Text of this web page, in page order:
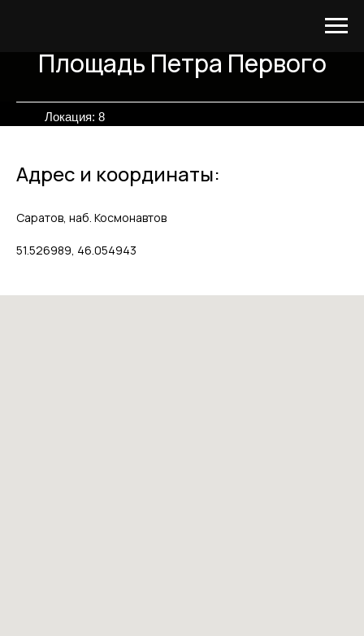
Площадь Петра Первого
Локация: 8
Адрес и координаты:
Саратов, наб. Космонавтов
51.526989, 46.054943